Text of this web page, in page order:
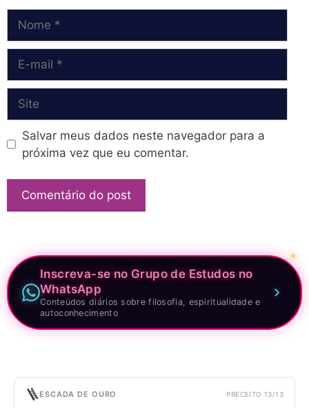
mail
Salvar meus dados neste navegador para a
próxima vez que eu comentar.
Inscreva-se no Grupo de Estudos no
WhatsApp
Conteúdos diários sobre filosofia, espiritualidade e
autoconhecimento